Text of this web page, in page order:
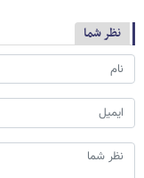
نظر شما